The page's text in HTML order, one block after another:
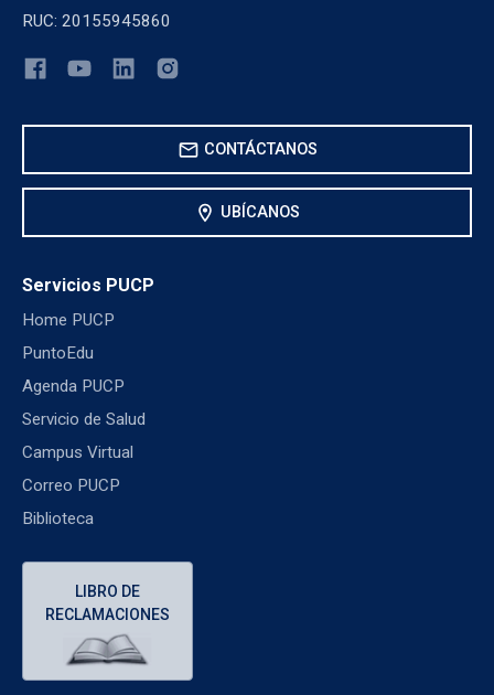
RUC: 20155945860
mail CONTÁCTANOS
location_on UBÍCANOS
Servicios PUCP
Home PUCP
PuntoEdu
Agenda PUCP
Servicio de Salud
Campus Virtual
Correo PUCP
Biblioteca
LIBRO DE
RECLAMACIONES